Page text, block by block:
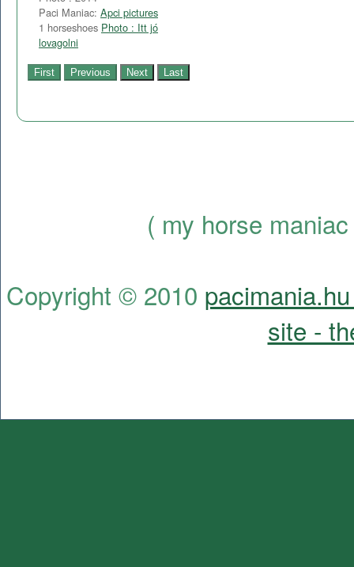
Paci Maniac: Apci pictures
1 horseshoes Photo : Itt jó
lovagolni
( my horse
Copyright © 2010
site -